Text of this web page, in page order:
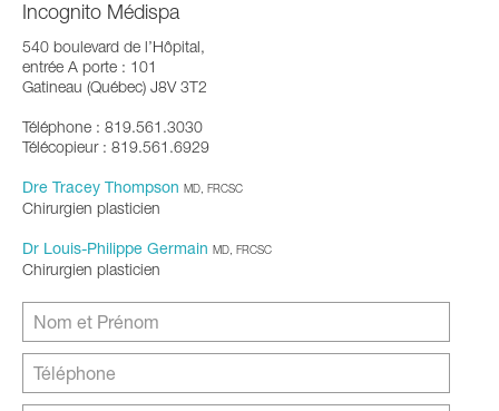
Incognito Médispa
540 boulevard de l’Hôpital,
entrée A porte : 101
Gatineau (Québec) J8V 3T2
Téléphone : 819.561.3030
Télécopieur : 819.561.6929
Dre Tracey Thompson MD, FRCSC
Chirurgien plasticien
Dr Louis-Philippe Germain MD, FRCSC
Chirurgien plasticien